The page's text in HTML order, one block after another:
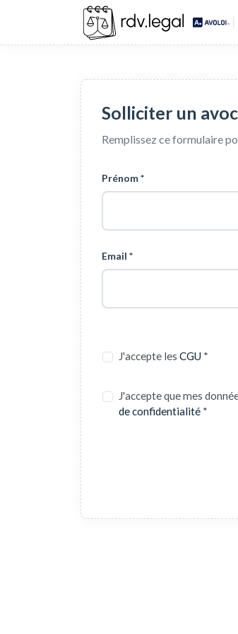
Solliciter un
Remplissez ce formulaire
Prénom *
Email *
J'accepte les CGU *
J'accepte que mes
de confidentialité*